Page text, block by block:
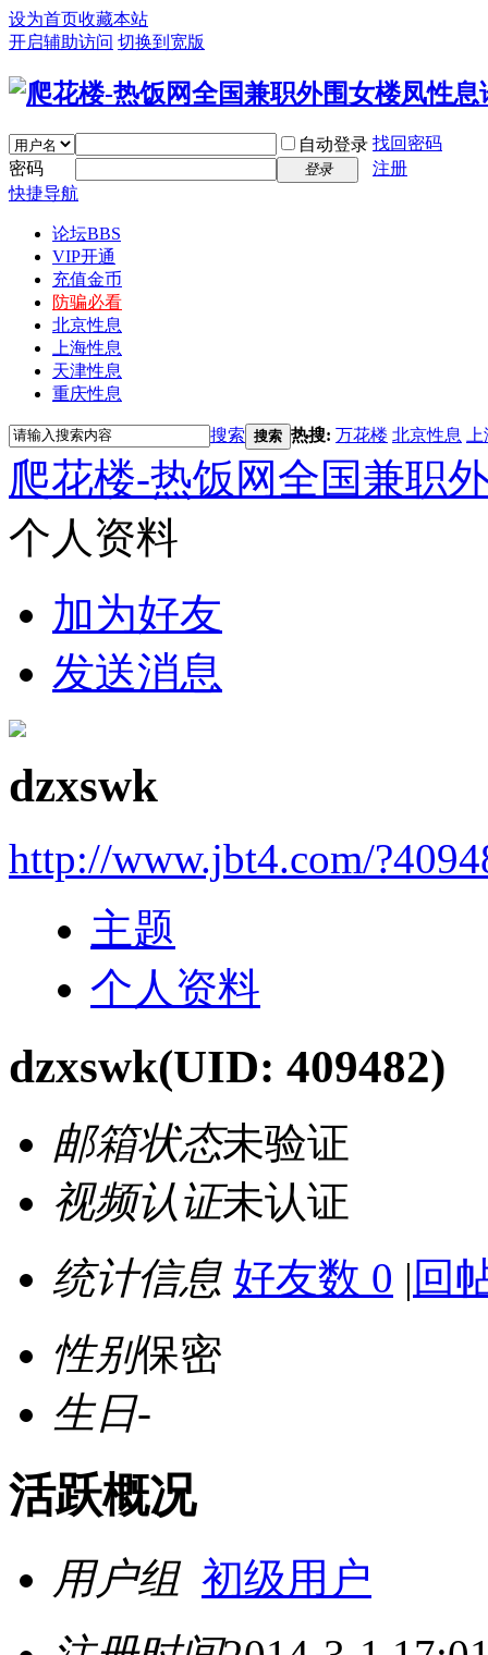
设为首页收藏本站
开启辅助访问 切换到宽版
自动登录 找回密码
密码
登录
注册
快捷导航
论坛BBS
VIP开通
充值金币
防骗必看
北京性息
上海性息
天津性息
重庆性息
搜索 搜索 热搜: 万花楼 北京性息
爬花楼-热饭网全国兼职
个人资料
加为好友
发送消息
dzxswk
http://www.jbt4.com/
主题
个人资料
dzxswk(UID: 409482)
邮箱状态未验证
视频认证未认证
统计信息 好友数 0 | 回
性别保密
生日-
活跃概况
用户组 初级用户